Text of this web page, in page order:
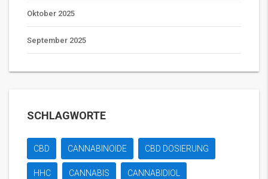
Oktober 2025
September 2025
SCHLAGWORTE
CBD CANNABINOIDE CBD DOSIERUNG
HHC CANNABIS CANNABIDIOL